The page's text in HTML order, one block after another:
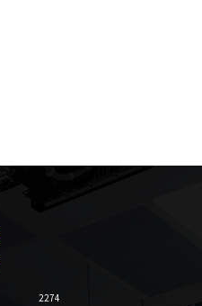
2274